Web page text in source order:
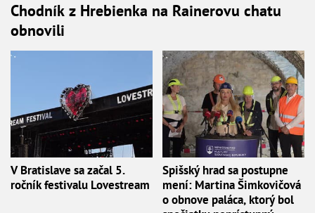
Chodník z Hrebienka na Rainerovu chatu
obnovili
V Bratislave sa začal 5.
ročník festivalu Lovestream
Spišský hrad sa postupne
mení: Martina Šimkovičová
o obnove paláca, ktorý bol